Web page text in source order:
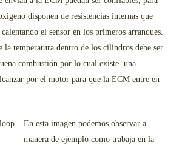
disponen de resistencias internas que
el sensor en los primeros arranques.
la temperatura dentro de los cilindros debe ser
combustión por lo cual existe una
por el motor para que la ECM entre en
En esta imagen podemos observar a
manera de ejemplo como trabaja en la